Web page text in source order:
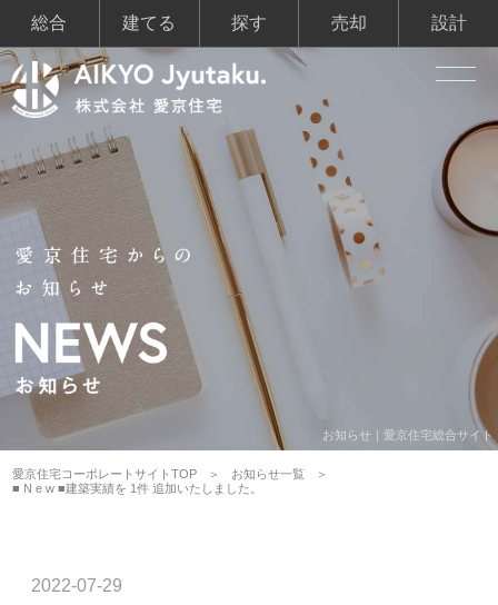
総合 建てる 探す 売却 設計
お知らせ｜愛京住宅総合サイト
愛京住宅コーポレートサイトTOP
お知らせ一覧
■ N e w ■建築実績を 1件 追加いたしました。
2022-07-29